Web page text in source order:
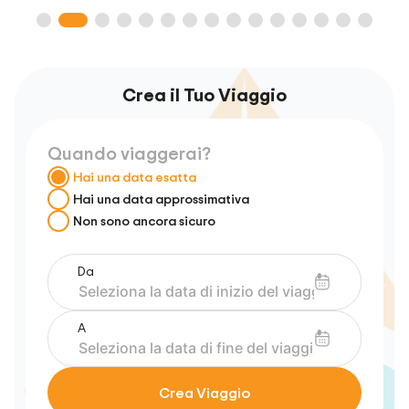
Crea il Tuo Viaggio
Quando viaggerai?
Hai una data esatta
Hai una data approssimativa
Non sono ancora sicuro
Da
A
Crea Viaggio